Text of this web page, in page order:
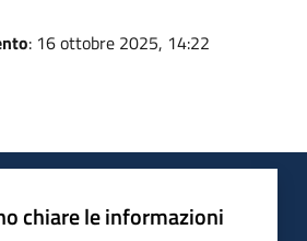
: 16 ottobre 2025, 14:22
chiare le informazioni